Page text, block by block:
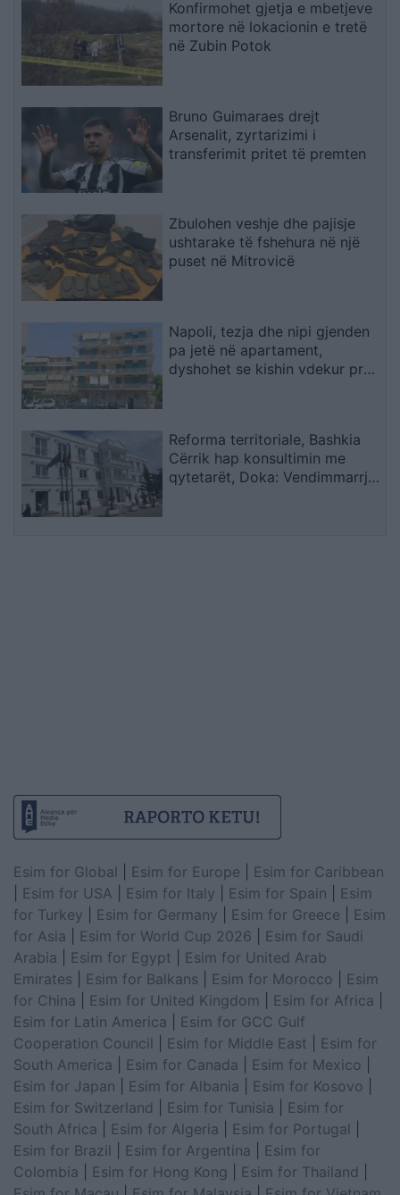
Konfirmohet gjetja e mbetjeve
mortore në lokacionin e tretë
në Zubin Potok
Bruno Guimaraes drejt
Arsenalit, zyrtarizimi i
transferimit pritet të premten
Zbulohen veshje dhe pajisje
ushtarake të fshehura në një
puset në Mitrovicë
Napoli, tezja dhe nipi gjenden
pa jetë në apartament,
dyshohet se kishin vdekur prej
Reforma territoriale, Bashkia
Cërrik hap konsultimin me
qytetarët, Doka: Vendimmarrja
Esim for Global Esim for Europe
Esim for Caribbean
Esim for USA Esim for Italy Esim for Spain
Esim
for Turkey
Esim for Germany Esim for Greece
Esim
for Asia
Esim for World Cup 2026
Esim for Saudi
Arabia
Esim for Egypt
Esim for United Arab
Emirates
Esim for Balkans Esim for Morocco
Esim
for China
Esim for United Kingdom Esim for Africa
Esim for Latin America
Esim for GCC Gulf
Cooperation Council
Esim for Middle East
Esim for
South America
Esim for Canada Esim for Mexico
Esim for Japan
Esim for Albania Esim for Kosovo
Esim for Switzerland
Esim for Tunisia
Esim for
South Africa
Esim for Algeria Esim for Portugal
Esim for Brazil
Esim for Argentina
Esim for
Colombia
Esim for Hong Kong Esim for Thailand